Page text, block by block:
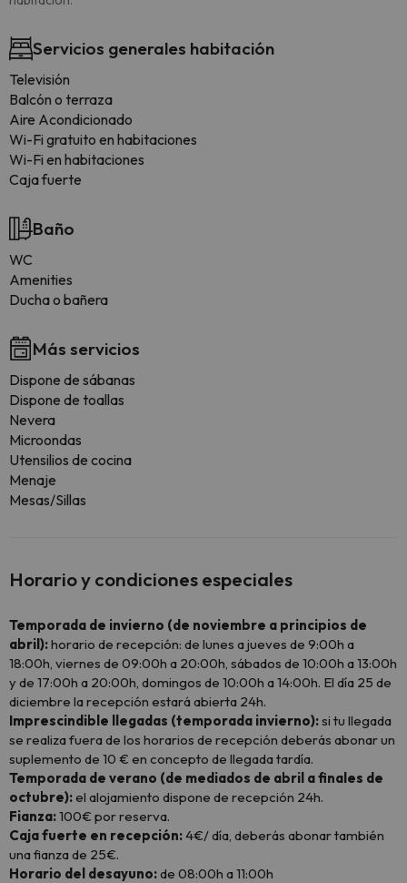
Servicios generales habitación
Televisión
Balcón o terraza
Aire Acondicionado
Wi-Fi gratuito en habitaciones
Wi-Fi en habitaciones
Caja fuerte
Baño
WC
Amenities
Ducha o bañera
Más servicios
Dispone de sábanas
Dispone de toallas
Nevera
Microondas
Utensilios de cocina
Menaje
Mesas/Sillas
Horario y condiciones especiales
Temporada de invierno (de noviembre a principios de
abril):horario de recepción: de lunes a jueves de 9:00h a
18:00h, viernes de 09:00h a 20:00h, sábados de 10:00h a 13:00h
y de 17:00h a 20:00h, domingos de 10:00h a 14:00h. El día 25 de
diciembre la recepción estará abierta 24h.
Imprescindible llegadas (temporada invierno):si tu llegada
se realiza fuera de los horarios de recepción deberás abonar un
suplemento de 10 € en concepto de llegada tardía.
Temporada de verano (de mediados de abril a finales de
octubre):el alojamiento dispone de recepción 24h.
Fianza:100€ por reserva.
Caja fuerte en recepción:4€/ día, deberás abonar también
una fianza de 25€.
Horario del desayuno:de 08:00h a 11:00h